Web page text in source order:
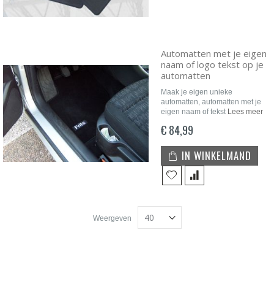
Automatten met je eigen
naam of logo tekst op je
automatten
Maak je eigen unieke
automatten, automatten met je
eigen naam of tekst Lees meer
€ 84,99
IN WINKELMAND
Weergeven